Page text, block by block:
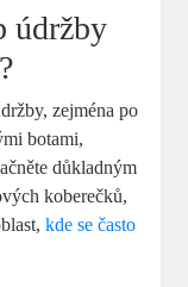
údržby
zejména po
botami,
důkladným
koberečků,
kde se často